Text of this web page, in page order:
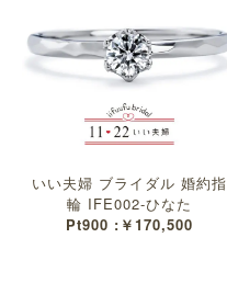
いい夫婦 ブライダル 婚約指
輪 IFE002-ひなた
Pt900 :￥170,500